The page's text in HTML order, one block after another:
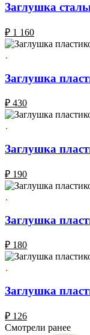
Заглушка
₽ 1 160
Заглушка
₽ 430
Заглушка
₽ 190
Заглушка
₽ 180
Заглушка
₽ 126
Смотрели ранее